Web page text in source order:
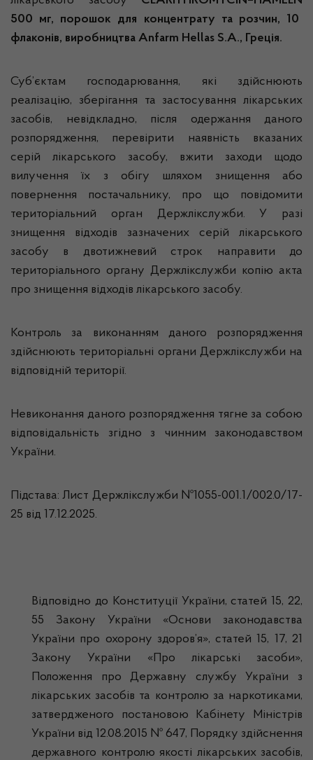
500 мг, порошок для концентрату та розчин, 10
флаконів, виробництва Anfarm Hellas S.A., Греція.
Суб’єктам господарювання, які здійснюють
реалізацію, зберігання та застосування лікарських
засобів, невідкладно, після одержання даного
розпорядження, перевірити наявність вказаних
серій лікарського засобу, вжити заходи щодо
вилучення їх з обігу шляхом знищення або
повернення постачальнику, про що повідомити
територіальний орган Держлікслужби. У разі
знищення відходів зазначених серій лікарського
засобу в двотижневий строк направити до
територіального органу Держлікслужби копію акта
про знищення відходів лікарського засобу.
Контроль за виконанням даного розпорядження
здійснюють територіальні органи Держлікслужби на
відповідній території.
Невиконання даного розпорядження тягне за собою
відповідальність згідно з чинним законодавством
України.
Підстава: Лист Держлікслужби №1055-001.1/002.0/17-
25 від 17.12.2025.
Відповідно до Конституції України, статей 15, 22,
55 Закону України «Основи законодавства
України про охорону здоров’я», статей 15, 17, 21
Закону України «Про лікарські засоби»,
Положення про Державну службу України з
лікарських засобів та контролю за наркотиками,
затвердженого постановою Кабінету Міністрів
України від 12.08.2015 № 647, Порядку здійснення
державного контролю якості лікарських засобів,